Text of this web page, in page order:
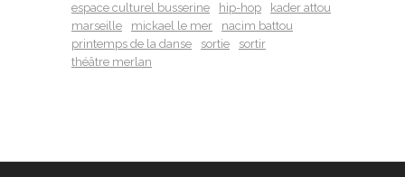
espace culturel busserine
hip-hop
kader attou
marseille
mickael le mer
nacim battou
printemps de la danse
sortie
sortir
théâtre merlan